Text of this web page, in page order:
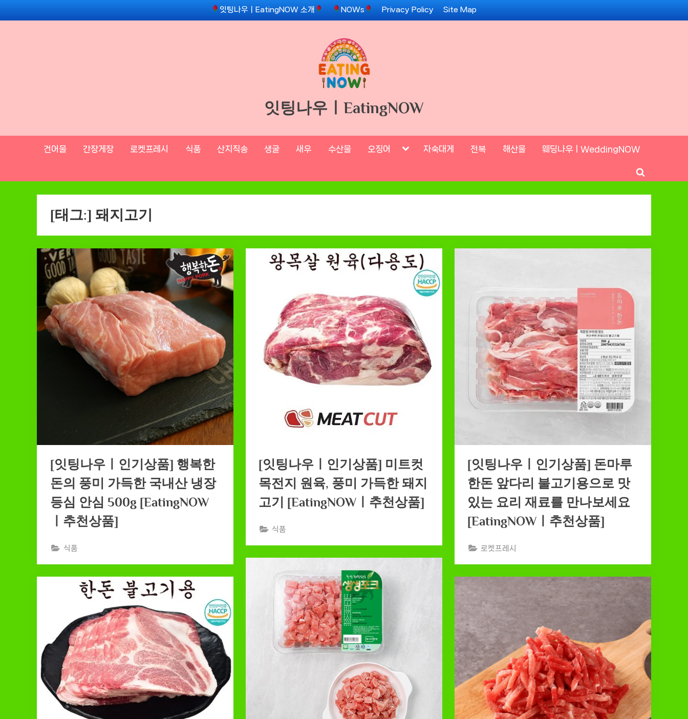
to
잇팅나우ㅣEatingNOW 소개 NOWs Privacy Policy Site Map
잇팅나우ㅣEatingNOW
건어물 간장게장 로켓프레시 식품 산지직송 생굴 새우 수산물 오징어 Toggle자숙대게 전복 해산물 웨딩나우ㅣWeddingNOW
Toggle
search
[태그:] 돼지고기
[잇팅나우ㅣ인기상품] 행복한
돈의 풍미 가득한 국내산 냉장
등심 안심 500g [EatingNOW
ㅣ추천상품]
식품
[잇팅나우ㅣ인기상품] 미트컷
목전지 원육, 풍미 가득한 돼지
고기 [EatingNOWㅣ추천상품]
식품
[잇팅나우ㅣ인기상품] 돈마루
한돈 앞다리 불고기용으로 맛
있는 요리 재료를 만나보세요
[EatingNOWㅣ추천상품]
로켓프레시